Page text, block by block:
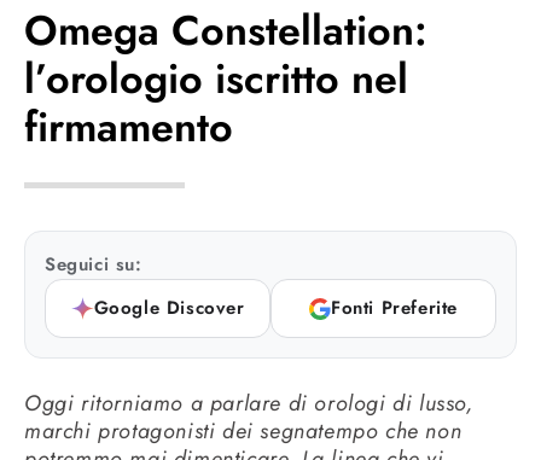
Omega Constellation:
l’orologio iscritto nel
firmamento
Seguici su:
Google Discover
Fonti Preferite
Oggi ritorniamo a parlare di orologi di lusso,
marchi protagonisti dei segnatempo che non